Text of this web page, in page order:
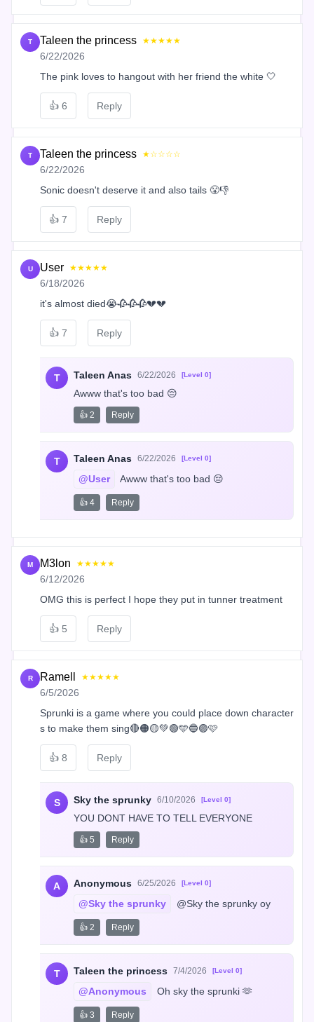
T Taleen the princess ★★★★★
6/22/2026
The pink loves to hangout with her friend the white 🤍
👍 6 Reply
T Taleen the princess ★☆☆☆☆
6/22/2026
Sonic doesn't deserve it and also tails 😤👎
👍 7 Reply
U User ★★★★★
6/18/2026
it's almost died😭🥀🥀🥀💔💔
👍 7 Reply
T Taleen Anas 6/22/2026 [Level 0]
Awww that's too bad 😔
👍 2 Reply
T Taleen Anas 6/22/2026 [Level 0]
@User Awww that's too bad 😔
👍 4 Reply
M M3lon ★★★★★
6/12/2026
OMG this is perfect I hope they put in tunner treatment
👍 5 Reply
R Ramell ★★★★★
6/5/2026
Sprunki is a game where you could place down character
s to make them sing🔴🟠🟡💚🟢🩵🔵🟣🩷
👍 8 Reply
S Sky the sprunky 6/10/2026 [Level 0]
YOU DONT HAVE TO TELL EVERYONE
👍 5 Reply
A Anonymous 6/25/2026 [Level 0]
@Sky the sprunky @Sky the sprunky oy
👍 2 Reply
T Taleen the princess 7/4/2026 [Level 0]
@Anonymous Oh sky the sprunki 🫶
👍 3 Reply